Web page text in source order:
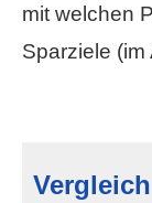
mit welchen
Sparziele